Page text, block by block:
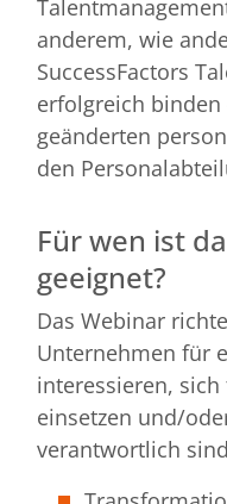
anderem, wie
SuccessFactors
erfolgreich
geänderten
den
Für wen ist
geeignet?
Das Webinar
Unternehmen für
interessieren,
einsetzen und/
verantwortlich